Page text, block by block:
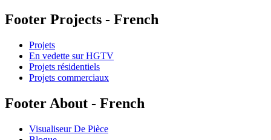
Footer Projects - French
Projets
En vedette sur HGTV
Projets résidentiels
Projets commerciaux
Footer About - French
Visualiseur De Pièce